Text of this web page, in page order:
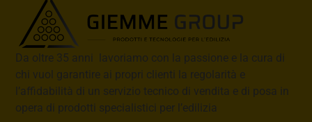
Da oltre 35 anni lavoriamo con la passione e la cura di
chi vuol garantire ai propri clienti la regolarità e
l’affidabilità di un servizio tecnico di vendita e di posa in
opera di prodotti specialistici per l’edilizia